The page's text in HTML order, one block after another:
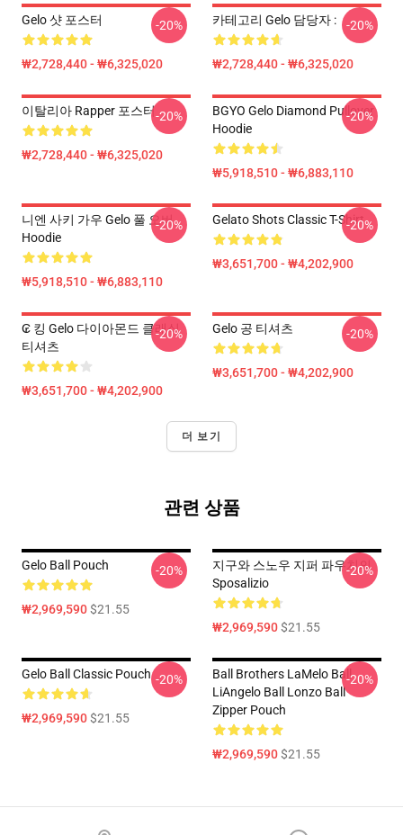
Gelo 샷 포스터
₩2,728,440 - ₩6,325,020
-20% 카테고리 Gelo 담당자 :
₩2,728,440 - ₩6,325,020
-20%
이탈리아 Rapper 포스터
₩2,728,440 - ₩6,325,020
-20%
BGYO Gelo Diamond Pullover
Hoodie
₩5,918,510 - ₩6,883,110
-20%
니엔 사키 가우 Gelo 풀 오버
Hoodie
₩5,918,510 - ₩6,883,110
-20% Gelato Shots Classic T-Shirt
₩3,651,700 - ₩4,202,900
-20%
₢ 킹 Gelo 다이아몬드 클래식
티셔츠
₩3,651,700 - ₩4,202,900
-20% Gelo 공 티셔츠
₩3,651,700 - ₩4,202,900
-20%
더 보기
관련 상품
Gelo Ball Pouch
₩2,969,590$21.55
-20%
지구와 스노우 지퍼 파우치의
Sposalizio
₩2,969,590$21.55
-20%
Gelo Ball Classic Pouch
₩2,969,590$21.55
-20%
Ball Brothers LaMelo Ball
LiAngelo Ball Lonzo Ball
Zipper Pouch
₩2,969,590$21.55
-20%